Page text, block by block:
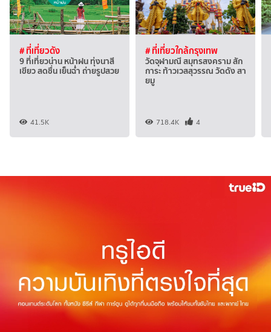
# ที่เที่ยวดัง
9 ที่เที่ยวน่าน หน้าฝน ทุ่งนาสี
เขียว สดชื่น เย็นฉ่ำ ถ่ายรูปสวย
41.5K
# ที่เที่ยวใกล้กรุงเทพ
วัดจุฬามณี สมุทรสงคราม สัก
การะ ท้าวเวสสุวรรณ วัดดัง สา
ยมู
718.4K 4